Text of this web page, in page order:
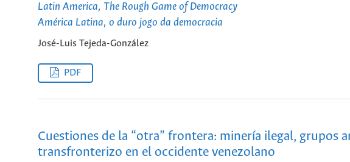
Latin America, The Rough Game of Democracy
América Latina, o duro jogo da democracia
José-Luis Tejeda-González
PDF
Cuestiones de la “otra” frontera: minería ilegal, grupos
transfronterizo en el occidente venezolano